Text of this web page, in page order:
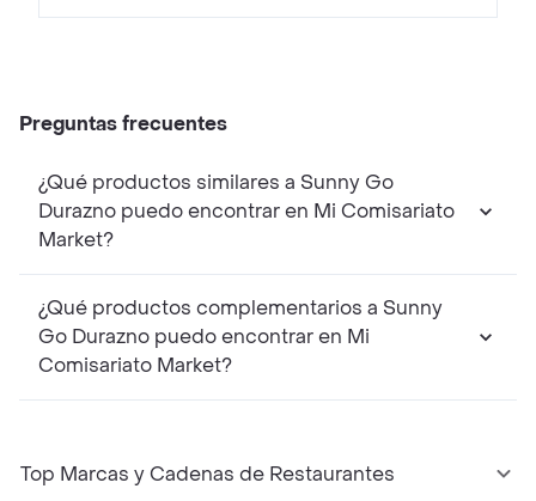
Preguntas frecuentes
¿Qué productos similares a Sunny Go
Durazno puedo encontrar en Mi Comisariato
Market?
¿Qué productos complementarios a Sunny
Go Durazno puedo encontrar en Mi
Comisariato Market?
Top Marcas y Cadenas de Restaurantes